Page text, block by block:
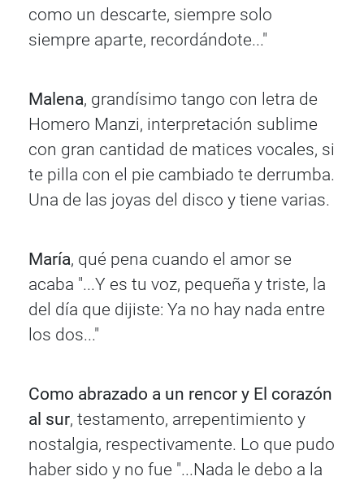
como un descarte, siempre solo
siempre aparte, recordándote..."
Malena, grandísimo tango con letra de
Homero Manzi, interpretación sublime
con gran cantidad de matices vocales, si
te pilla con el pie cambiado te derrumba.
Una de las joyas del disco y tiene varias.
María, qué pena cuando el amor se
acaba "...Y es tu voz, pequeña y triste, la
del día que dijiste: Ya no hay nada entre
los dos..."
Como abrazado a un rencor y El corazón
al sur, testamento, arrepentimiento y
nostalgia, respectivamente. Lo que pudo
haber sido y no fue "...Nada le debo a la